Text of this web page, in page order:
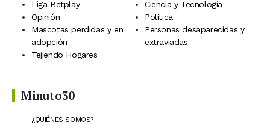
Liga Betplay
Ciencia y Tecnología
Opinión
Política
Mascotas perdidas y en
adopción
Personas desaparecidas y
extraviadas
Tejiendo Hogares
Minuto30
¿QUIÉNES SOMOS?